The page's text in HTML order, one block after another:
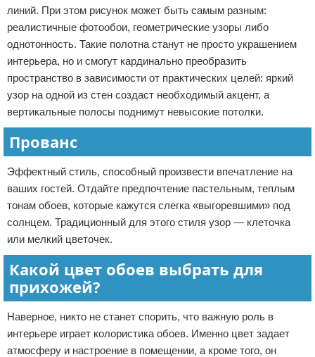
линий. При этом рисунок может быть самым разным:
реалистичные фотообои, геометрические узоры либо
однотонность. Такие полотна станут не просто украшением
интерьера, но и смогут кардинально преобразить
пространство в зависимости от практических целей: яркий
узор на одной из стен создаст необходимый акцент, а
вертикальные полосы поднимут невысокие потолки.
Прованс
Эффектный стиль, способный произвести впечатление на
ваших гостей. Отдайте предпочтение пастельным, теплым
тонам обоев, которые кажутся слегка «выгоревшими» под
солнцем. Традиционный для этого стиля узор — клеточка
или мелкий цветочек.
Какой цвет обоев выбрать для
прихожей?
Наверное, никто не станет спорить, что важную роль в
интерьере играет колористика обоев. Именно цвет задает
атмосферу и настроение в помещении, а кроме того, он